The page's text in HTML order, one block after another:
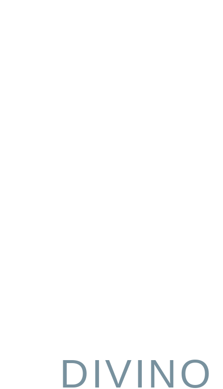
DIVINO